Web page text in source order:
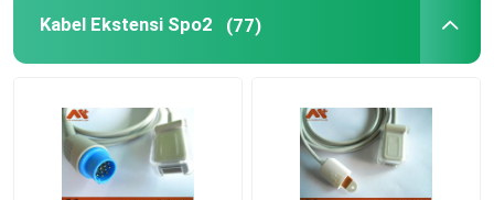
Kabel Ekstensi Spo2 (77)